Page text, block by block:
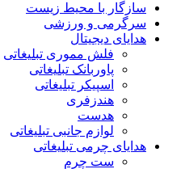
سازگار با محیط زیست
سرگرمی و ورزشی
هدایای دیجیتال
فلش مموری تبلیغاتی
پاوربانک تبلیغاتی
اسپیکر تبلیغاتی
هندزفری
هدست
لوازم جانبی تبلیغاتی
هدایای چرمی تبلیغاتی
ست چرم